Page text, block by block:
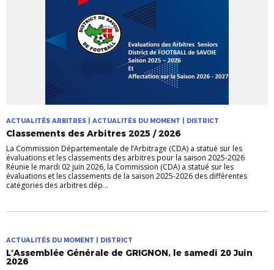
ACTUALITÉS ARBITRES | ACTUALITÉS DU MOMENT | DISTRICT
Classements des Arbitres 2025 / 2026
La Commission Départementale de l’Arbitrage (CDA) a statué sur les
évaluations et les classements des arbitres pour la saison 2025-2026
Réunie le mardi 02 juin 2026, la Commission (CDA) a statué sur les
évaluations et les classements de la saison 2025-2026 des différentes
catégories des arbitres dép...
ACTUALITÉS DU MOMENT | DISTRICT
L’Assemblée Générale de GRIGNON, le samedi 20 Juin
2026